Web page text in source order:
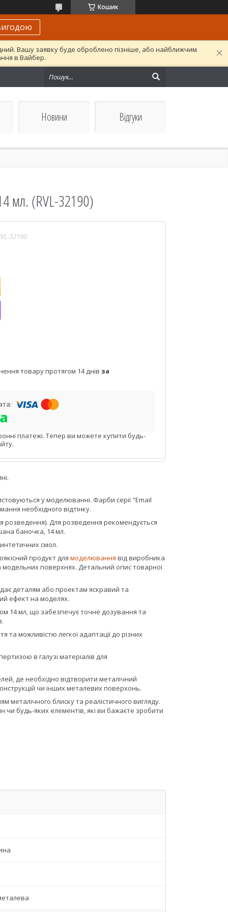
Кошик
Вашу заявку буде оброблено пізніше, або найближчим
в Вайбер.
Новини Відгуки
мл. (RVL-32190)
32190
товару протягом 14 днів за
платежі. Тепер ви можете купити будь-
у моделюванні. Фарби серії "Email
необхідного відтінку.
розведення). Для розведення рекомендується
баночка, 14 мл.
смол.
продукт для моделювання від виробника
модельних поверхнях. Детальний опис товарної
деталям або проектам яскравий та
ефект на моделях.
14 мл, що забезпечує точне дозування та
можливістю легкої адаптації до різних
в галузі матеріалів для
де необхідно відтворити металічний
чи інших металевих поверхонь.
металічного блиску та реалістичного вигляду.
будь-яких елементів, які ви бажаєте зробити